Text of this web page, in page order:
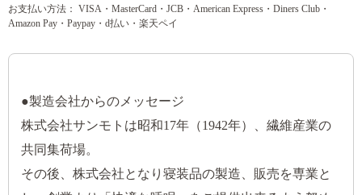
お支払い方法： VISA・MasterCard・JCB・American Express・Diners Club・
Amazon Pay・Paypay・d払い・楽天ペイ
●製造会社からのメッセージ
株式会社サンモトは昭和17年（1942年）、繊維産業の
共同集荷場。
その後、株式会社となり寝装品の製造、販売を専業と